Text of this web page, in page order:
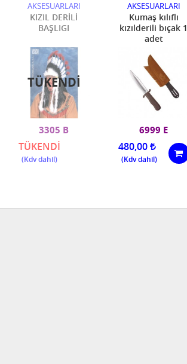
AKSESUARLARI
KIZIL DERİLİ
BAŞLIGI
3305 B
TÜKENDİ
TÜKENDI
AKSESUARLARI
Kumaş kılıflı
kızılderili bıçak 1
adet
6999 E
480,00